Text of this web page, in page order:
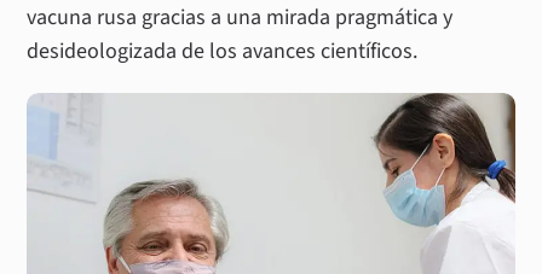
vacuna rusa gracias a una mirada pragmática y
desideologizada de los avances científicos.